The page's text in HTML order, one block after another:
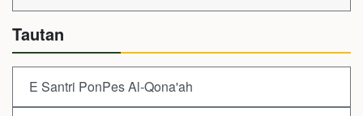
Tautan
E Santri PonPes Al-Qona'ah